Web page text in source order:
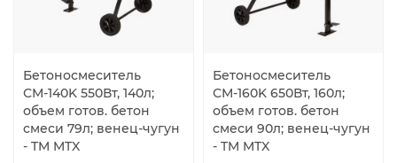
Бетоносмеситель
СМ-140K 550Вт, 140л;
объем готов. бетон
смеси 79л; венец-чугун
- TM MTX
Бетоносмеситель
СМ-160K 650Вт, 160л;
объем готов. бетон
смеси 90л; венец-чугун
- TM MTX